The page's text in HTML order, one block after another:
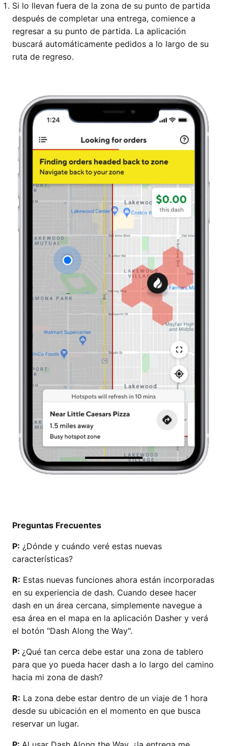
Si lo llevan fuera de la zona de su punto de partida
después de completar una entrega, comience a
regresar a su punto de partida. La aplicación
buscará automáticamente pedidos a lo largo de su
ruta de regreso.
Preguntas Frecuentes
P: ¿Dónde y cuándo veré estas nuevas
características?
R: Estas nuevas funciones ahora están incorporadas
en su experiencia de dash. Cuando desee hacer
dash en un área cercana, simplemente navegue a
esa área en el mapa en la aplicación Dasher y verá
el botón "Dash Along the Way".
P: ¿Qué tan cerca debe estar una zona de tablero
para que yo pueda hacer dash a lo largo del camino
hacia mi zona de dash?
R: La zona debe estar dentro de un viaje de 1 hora
desde su ubicación en el momento en que busca
reservar un lugar.